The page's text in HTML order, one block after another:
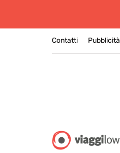
Contatti Pubblicità